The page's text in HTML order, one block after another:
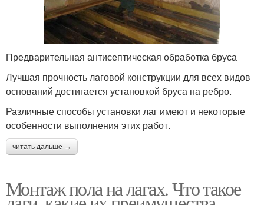
Предварительная антисептическая обработка бруса
Лучшая прочность лаговой конструкции для всех видов
оснований достигается установкой бруса на ребро.
Различные способы установки лаг имеют и некоторые
особенности выполнения этих работ.
читать дальше →
Монтаж пола на лагах. Что такое